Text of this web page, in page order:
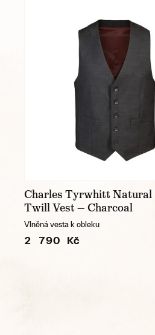
Charles Tyrwhitt Natural
Twill Vest — Charcoal
Vlněná vesta k obleku
2 790 Kč